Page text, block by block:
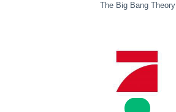
The Big Bang Theory